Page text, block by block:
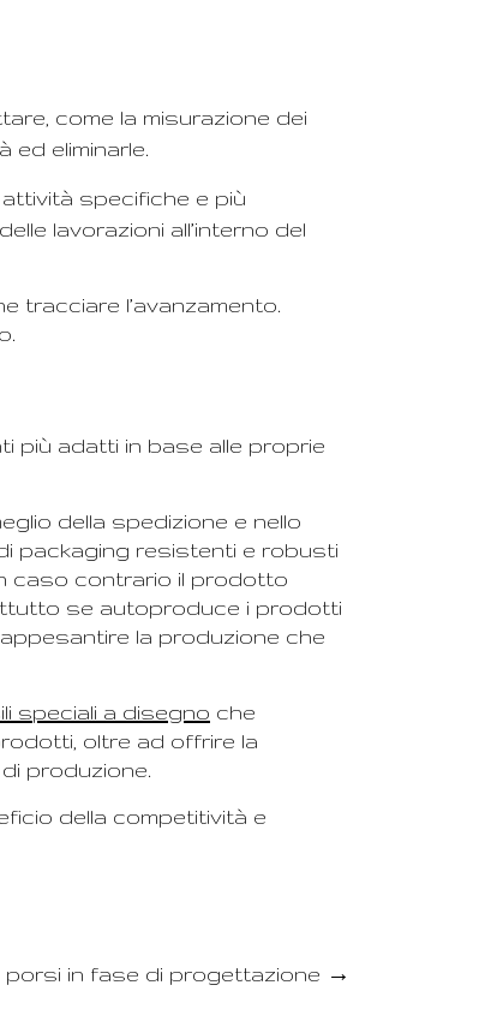
come la misurazione dei
eliminarle.
specifiche e più
lavorazioni all’interno del
tracciare l’avanzamento.
più adatti in base alle proprie
della spedizione e nello
packaging resistenti e robusti
caso contrario il prodotto
se autoproduce i prodotti
la produzione che
speciali a disegno che
oltre ad offrire la
produzione.
della competitività e
porsi in fase di progettazione →